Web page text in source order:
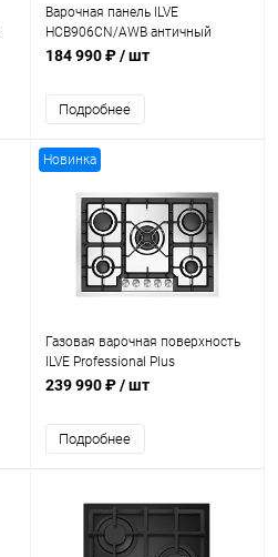
Варочная панель ILVE
HCB906CN/AWB античный
белый (фурн. бронза)
184 990 ₽/ шт
Подробнее
Новинка
Газовая варочная поверхность
ILVE Professional Plus
HCPT75D/SS
239 990 ₽/ шт
Подробнее